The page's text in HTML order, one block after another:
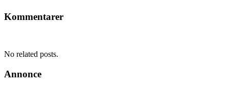
Kommentarer
No related posts.
Annonce